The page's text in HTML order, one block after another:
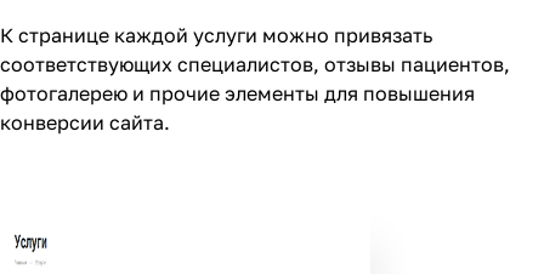
К странице каждой услуги можно привязать
соответствующих специалистов, отзывы пациентов,
фотогалерею и прочие элементы для повышения
конверсии сайта.